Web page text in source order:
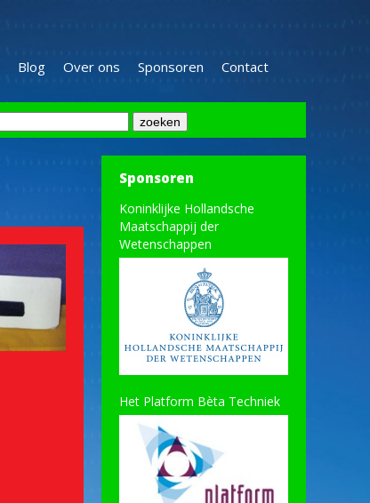
Blog Over ons Sponsoren Contact
Sponsoren
Koninklijke Hollandsche
Maatschappij der
Wetenschappen
Het Platform Bèta Techniek